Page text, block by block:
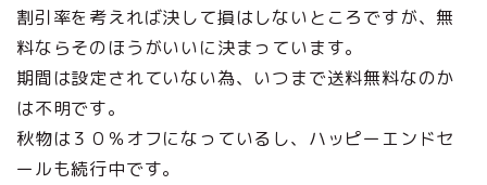
割引率を考えれば決して損はしないところですが、無
料ならそのほうがいいに決まっています。
期間は設定されていない為、いつまで送料無料なのか
は不明です。
秋物は３０％オフになっているし、ハッピーエンドセ
ールも続行中です。